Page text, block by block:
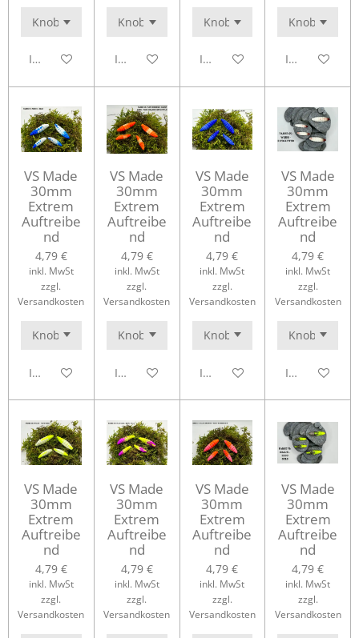
In den WarenkorbIn den WarenkorbIn den WarenkorbIn den
VS Made
30mm
Extrem
Auftreibe
nd
4,79 €
inkl. MwSt
zzgl.
Versandkosten
In den Warenkorb
VS Made
30mm
Extrem
Auftreibe
nd
4,79 €
inkl. MwSt
zzgl.
Versandkosten
In den Warenkorb
VS Made
30mm
Extrem
Auftreibe
nd
4,79 €
inkl. MwSt
zzgl.
Versandkosten
In den Warenkorb
VS Made
30mm
Extrem
Auftreibe
nd
4,79 €
inkl. MwSt
zzgl.
Versandkosten
In den
VS Made
30mm
Extrem
Auftreibe
nd
4,79 €
inkl. MwSt
zzgl.
Versandkosten
VS Made
30mm
Extrem
Auftreibe
nd
4,79 €
inkl. MwSt
zzgl.
Versandkosten
VS Made
30mm
Extrem
Auftreibe
nd
4,79 €
inkl. MwSt
zzgl.
Versandkosten
VS Made
30mm
Extrem
Auftreibe
nd
4,79 €
inkl. MwSt
zzgl.
Versandkosten